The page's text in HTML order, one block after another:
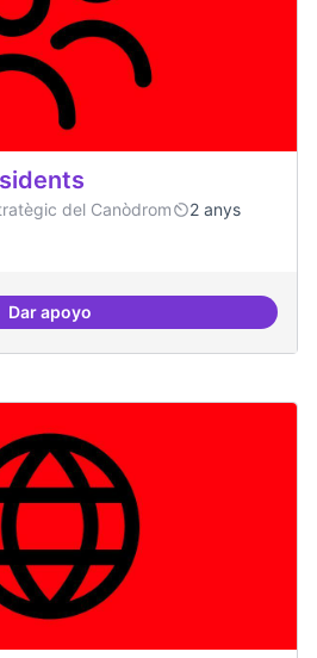
del Canòdrom
2 anys
Dar apoyo20 projectes residents